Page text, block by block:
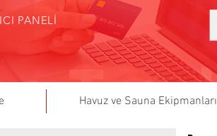
PANELİ
Havuz ve Sauna Ekipmanları